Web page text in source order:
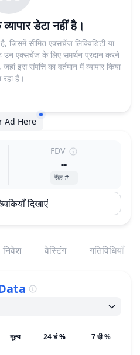
डेटा नहीं है।
जिसमें सीमित एक्सचेंज लिक्विडिटी या
उन एक्सचेंज के लिए समर्थन प्रदान करने
इस संपत्ति का वर्तमान में व्यापार किया
रहा है।
Ad Here
FDV
--
रैंक #--
दिखाएं
निवेश वेस्टिंग गतिविधियाँ
मूल्य 24 घं % 7 दी %